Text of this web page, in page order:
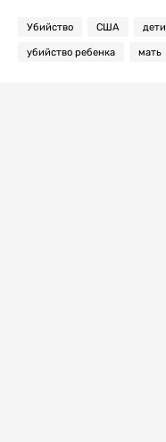
Убийство США дети
убийство ребенка мать